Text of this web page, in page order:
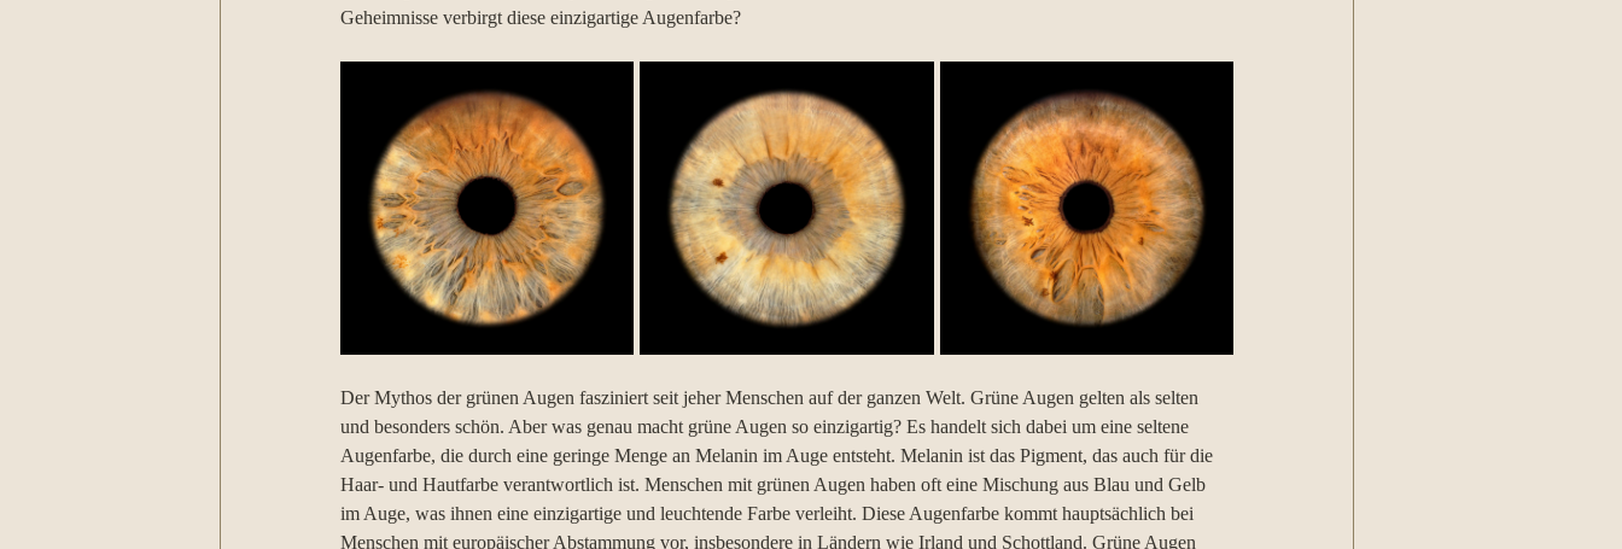
Geheimnisse verbirgt diese einzigartige Augenfarbe?
Der Mythos der grünen Augen fasziniert seit jeher Menschen auf der ganzen Welt. Grüne Augen gelten als selten
und besonders schön. Aber was genau macht grüne Augen so einzigartig? Es handelt sich dabei um eine seltene
Augenfarbe, die durch eine geringe Menge an Melanin im Auge entsteht. Melanin ist das Pigment, das auch für die
Haar- und Hautfarbe verantwortlich ist. Menschen mit grünen Augen haben oft eine Mischung aus Blau und Gelb
im Auge, was ihnen eine einzigartige und leuchtende Farbe verleiht. Diese Augenfarbe kommt hauptsächlich bei
Menschen mit europäischer Abstammung vor, insbesondere in Ländern wie Irland und Schottland. Grüne Augen